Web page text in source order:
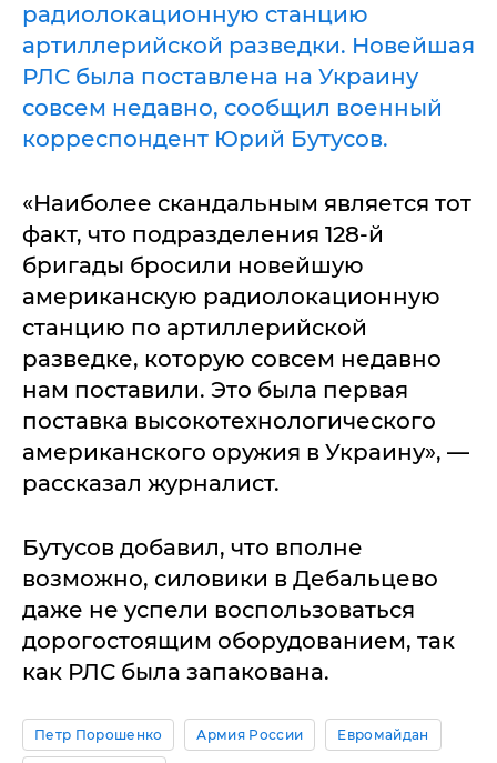
радиолокационную станцию
артиллерийской разведки. Новейшая
РЛС была поставлена на Украину
совсем недавно, сообщил военный
корреспондент Юрий Бутусов.
«Наиболее скандальным является тот
факт, что подразделения 128-й
бригады бросили новейшую
американскую радиолокационную
станцию по артиллерийской
разведке, которую совсем недавно
нам поставили. Это была первая
поставка высокотехнологического
американского оружия в Украину», —
рассказал журналист.
Бутусов добавил, что вполне
возможно, силовики в Дебальцево
даже не успели воспользоваться
дорогостоящим оборудованием, так
как РЛС была запакована.
Петр Порошенко Армия России Евромайдан